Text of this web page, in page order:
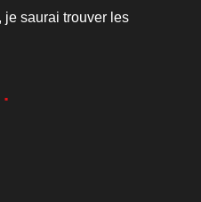
je saurai trouver les